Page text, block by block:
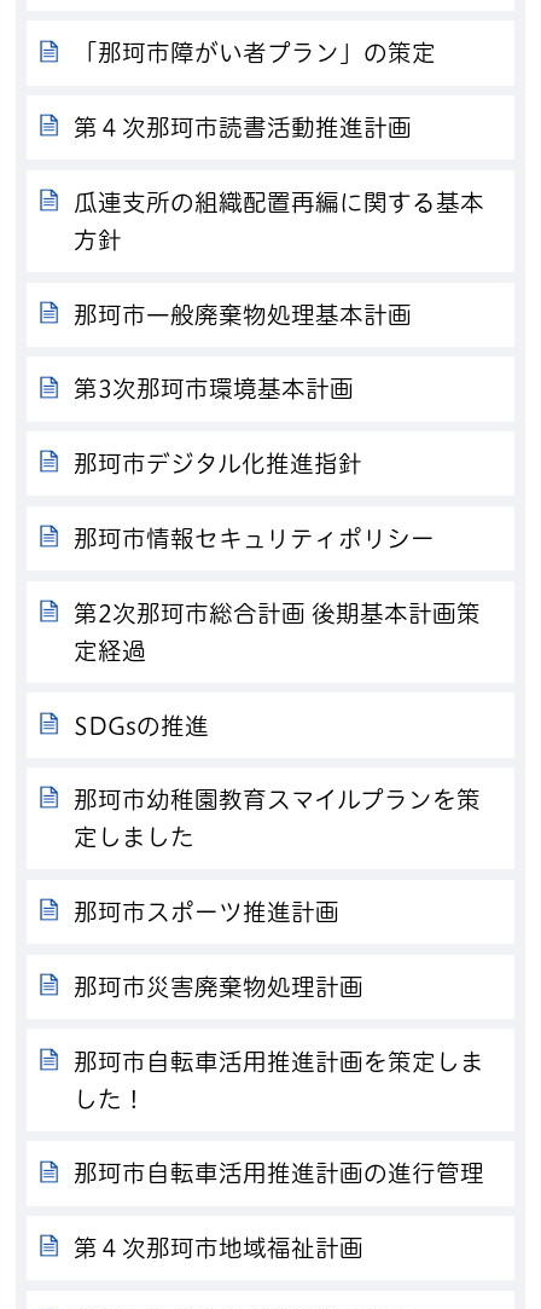
「那珂市障がい者プラン」の策定
第４次那珂市読書活動推進計画
瓜連支所の組織配置再編に関する基本
方針
那珂市一般廃棄物処理基本計画
第3次那珂市環境基本計画
那珂市デジタル化推進指針
那珂市情報セキュリティポリシー
第2次那珂市総合計画 後期基本計画策
定経過
SDGsの推進
那珂市幼稚園教育スマイルプランを策
定しました
那珂市スポーツ推進計画
那珂市災害廃棄物処理計画
那珂市自転車活用推進計画を策定しま
した！
那珂市自転車活用推進計画の進行管理
第４次那珂市地域福祉計画